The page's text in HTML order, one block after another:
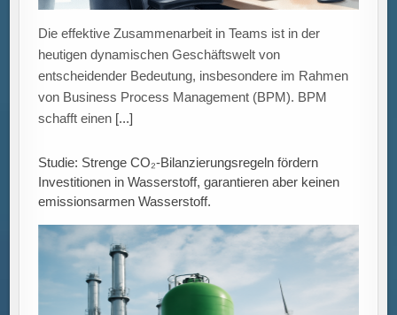
Studie zur Wirkung von CO₂-Bilanzierungsregeln auf
Investitionsanreize für klimafreundlichen Wasserstoff
Ein Forschungsteam der Universität Mannheim,
bestehend aus Gunther Glenk, Philip Holler und Stefan